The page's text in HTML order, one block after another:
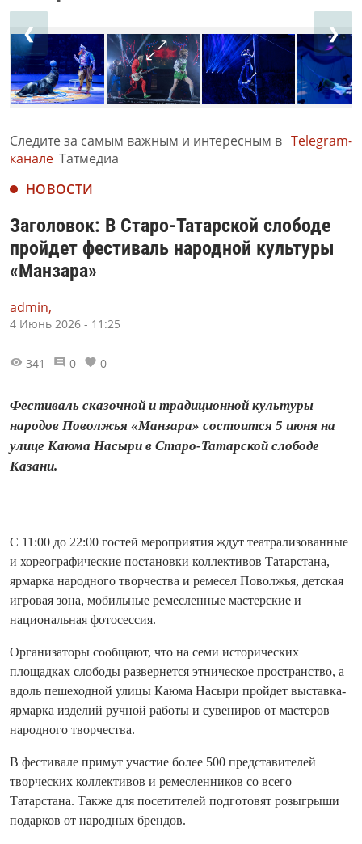
❮ ❯
Следите за самым важным и интересным в Telegram-
канале Татмедиа
НОВОСТИ
Заголовок: В Старо-Татарской слободе
пройдет фестиваль народной культуры
«Манзара»
admin,
4 Июнь 2026 - 11:25
341 0 0
Фестиваль сказочной и традиционной культуры
народов Поволжья «Манзара» состоится 5 июня на
улице Каюма Насыри в Старо-Татарской слободе
Казани.
С 11:00 до 22:00 гостей мероприятия ждут театрализованные
и хореографические постановки коллективов Татарстана,
ярмарка народного творчества и ремесел Поволжья, детская
игровая зона, мобильные ремесленные мастерские и
национальная фотосессия.
Организаторы сообщают, что на семи исторических
площадках слободы развернется этническое пространство, а
вдоль пешеходной улицы Каюма Насыри пройдет выставка-
ярмарка изделий ручной работы и сувениров от мастеров
народного творчества.
В фестивале примут участие более 500 представителей
творческих коллективов и ремесленников со всего
Татарстана. Также для посетителей подготовят розыгрыши
подарков от народных брендов.